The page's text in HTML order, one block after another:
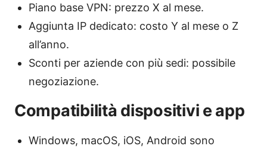
Piano base VPN: prezzo X al mese.
Aggiunta IP dedicato: costo Y al mese o Z
all’anno.
Sconti per aziende con più sedi: possibile
negoziazione.
Compatibilità dispositivi e app
Windows, macOS, iOS, Android sono